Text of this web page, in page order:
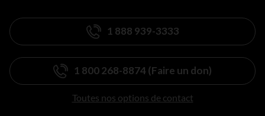
1 888 939-3333
1 800 268-8874 (Faire un don)
Toutes nos options de contact